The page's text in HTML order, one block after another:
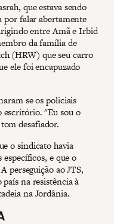
que estava sendo
por falar abertamente
entre Amã e Irbid
da família de
(HRW) que seu carro
ele foi encapuzado
se os policiais
escritório. "Eu sou o
desafiador.
o sindicato havia
e que o
perseguição ao JTS,
na resistência à
na Jordânia.